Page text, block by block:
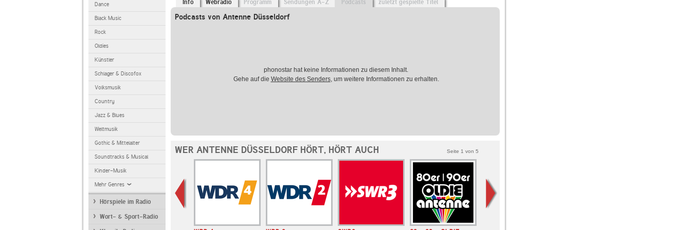
Dance
Black Music
Rock
Oldies
Künstler
Schlager & Discofox
Volksmusik
Country
Jazz & Blues
Weltmusik
Gothic & Mittelalter
Soundtracks & Musical
Kinder-Musik
Mehr Genres
Hörspiele im Radio
Wort- & Sport-Radio
Info Webradio Programm Sendungen A-Z Podcasts zuletzt gespielte Titel
Podcasts von Antenne Düsseldorf
phonostar hat keine Informationen zu diesem Inhalt.
Gehe auf die Website des Senders, um weitere Informationen zu erhalten.
WER ANTENNE DÜSSELDORF HÖRT, HÖRT AUCH Seite 1 von 5